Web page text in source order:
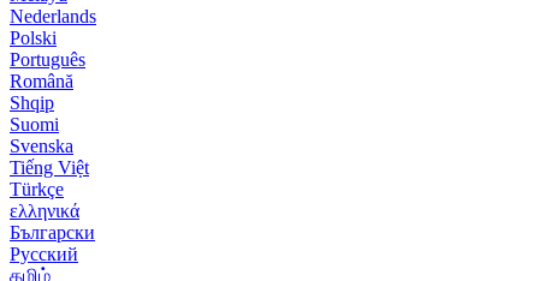
Nederlands
Polski
Português
Română
Shqip
Suomi
Svenska
Tiếng Việt
Türkçe
ελληνικά
Български
Русский
தமிழ்